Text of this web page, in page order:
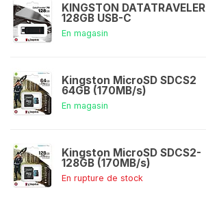
KINGSTON DATATRAVELER
128GB USB-C
En magasin
Kingston MicroSD SDCS2
64GB (170MB/s)
En magasin
Kingston MicroSD SDCS2-
128GB (170MB/s)
En rupture de stock